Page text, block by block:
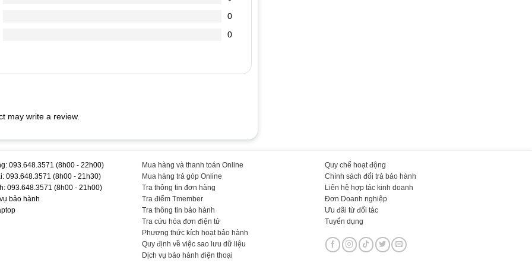
hơn.
vào Laptop (vì dòng điện đi vào sạc nó sẽ ổn định dòng
chết nguồn
0
0
may write a review.
093.648.3571 (8h00 - 22h00)
093.648.3571 (8h00 - 21h30)
093.648.3571 (8h00 - 21h00)
bảo hành
Mua hàng và thanh toán Online
Mua hàng trả góp Online
Tra thông tin đơn hàng
Tra điểm Tmember
Tra thông tin bảo hành
Tra cứu hóa đơn điện tử
Phương thức kích hoạt bảo hành
Quy định về việc sao lưu dữ liệu
Dịch vụ bảo hành điện thoại
Quy chế hoạt động
Chính sách đổi trả bảo hành
Liên hệ hợp tác kinh doanh
Đơn Doanh nghiệp
Ưu đãi từ đối tác
Tuyển dụng